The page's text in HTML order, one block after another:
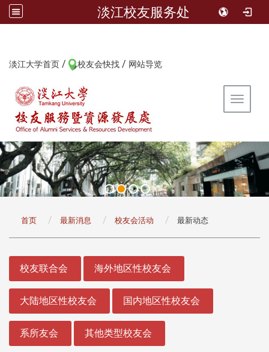
淡江校友服务处
淡江大学首页 / 校友会快找 / 网站导览
Toggle
首页 最新消息 校友会活动 最新动态
校友联合会 海外地区性校友会
大陆地区性校友会 国内地区性校友会
系所友会 其他类型校友会